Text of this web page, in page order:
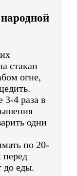
стакан
огне,
3-4 раза в
одни
по 20-
перед
до еды.